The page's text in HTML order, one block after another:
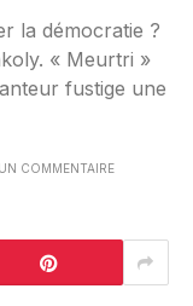
la démocratie ?
« Meurtri »
fustige une
COMMENTAIRE